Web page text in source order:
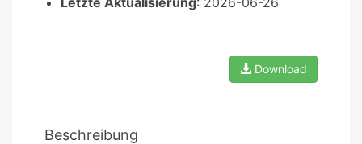
Download
Beschreibung